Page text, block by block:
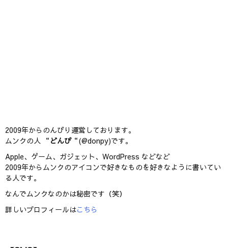
2009年からのんびり運営しております。
ムンクの人 “ どんぴ“(@donpy)です。
Apple、ゲーム、ガジェット、WordPress などなど
2009年からムンクのアイコンで好きなものを好きなように書いてい
る人です。
なんでムンクなのかは秘密です（笑）
詳しいプロフィールはこちら